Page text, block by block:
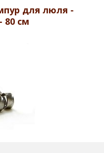
для люля -
80 см